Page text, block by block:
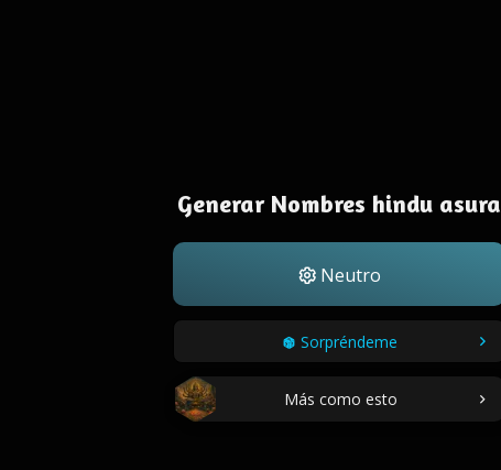
Generar Nombres hindu asura
Neutro
Sorpréndeme
Más como esto